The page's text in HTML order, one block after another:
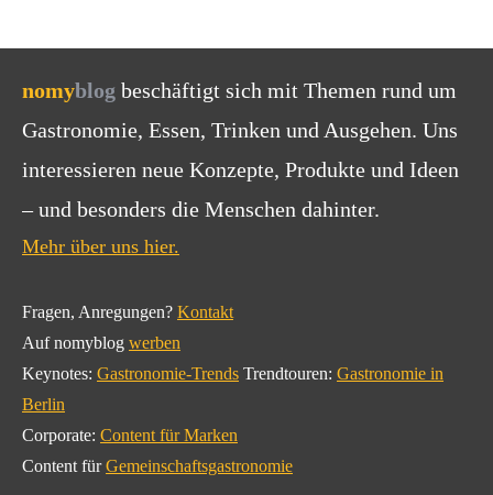
nomyblog beschäftigt sich mit Themen rund um
Gastronomie, Essen, Trinken und Ausgehen. Uns
interessieren neue Konzepte, Produkte und Ideen
– und besonders die Menschen dahinter.
Mehr über uns hier.
Fragen, Anregungen? Kontakt
Auf nomyblog werben
Keynotes: Gastronomie-Trends Trendtouren: Gastronomie in
Berlin
Corporate: Content für Marken
Content fürGemeinschaftsgastronomie